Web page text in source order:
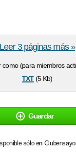
como (para miembros
txt(5 Kb)
Leer 3 páginas más »
Guardar
sólo en